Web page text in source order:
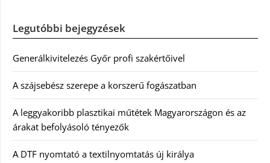
Legutóbbi bejegyzések
Generálkivitelezés Győr profi szakértőivel
A szájsebész szerepe a korszerű fogászatban
A leggyakoribb plasztikai műtétek Magyarországon és az
árakat befolyásoló tényezők
A DTF nyomtató a textilnyomtatás új királya